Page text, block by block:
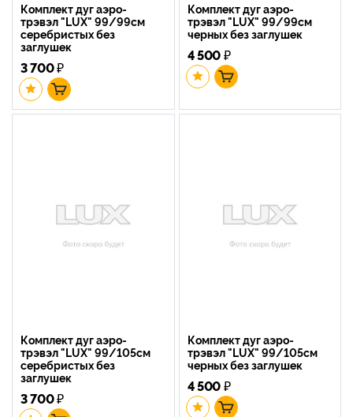
Комплект дуг аэро-
трэвэл "LUX" 99/99см
серебристых без
заглушек
3 700₽
Комплект дуг аэро-
трэвэл "LUX" 99/99см
черных без заглушек
4 500₽
Комплект дуг аэро-
трэвэл "LUX" 99/105см
серебристых без
заглушек
3 700₽
Комплект дуг аэро-
трэвэл "LUX" 99/105см
черных без заглушек
4 500₽